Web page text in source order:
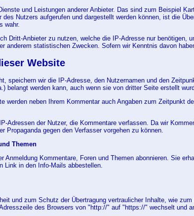
und Leistungen anderer Anbieter. Das sind zum Beispiel
Nutzers aufgerufen und dargestellt werden können, ist die
wahr.
Dritt-Anbieter zu nutzen, welche die IP-Adresse nur
anderem statistischen Zwecken. Sofern wir Kenntnis davon
Website
speichern wir die IP-Adresse, den Nutzernamen und den
belangt werden kann, auch wenn sie von dritter Seite erstellt
werden neben Ihrem Kommentar auch Angaben zum
Adressen der Nutzer, die Kommentare verfassen. Da wir
Propaganda gegen den Verfasser vorgehen zu können.
Themen
Anmeldung Kommentare, Foren und Themen abonnieren. Sie
Link in den Info-Mails abbestellen.
und zum Schutz der Übertragung vertraulicher Inhalte, wie
des Browsers von "http://" auf "https://" wechselt und